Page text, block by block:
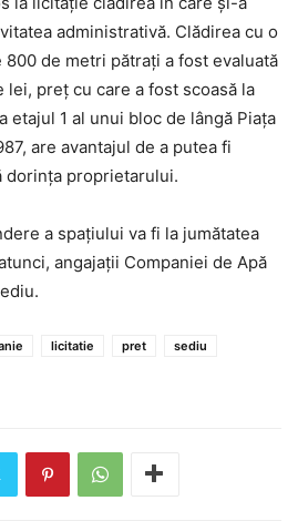
administrativă. Clădirea cu o
de metri pătrați a fost evaluată
lei, preț cu care a fost scoasă la
etajul 1 al unui bloc de lângă Piața
are avantajul de a putea fi
dorința proprietarului.
a spațiului va fi la jumătatea
angajații Companiei de Apă
licitatie pret
sediu